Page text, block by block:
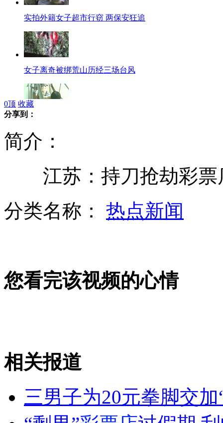
实拍外籍女子超市行窃 两保安狂追
女子离奇被绑荒山历经三场台风
中国首对"母女空姐"美丽似姐妹花
50名同事为昏迷的哥挣药费
山西运城恶犬咬伤多人 警民合力深夜将其击毙
0顶 收藏
分享到：
简介：
江苏：持刀抢劫彩票
分类名称： 热点新闻
您看完该视频的心情
相关报道
三男子为20元拳脚交加